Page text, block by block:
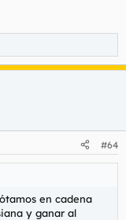
#64
en cadena
y ganar al